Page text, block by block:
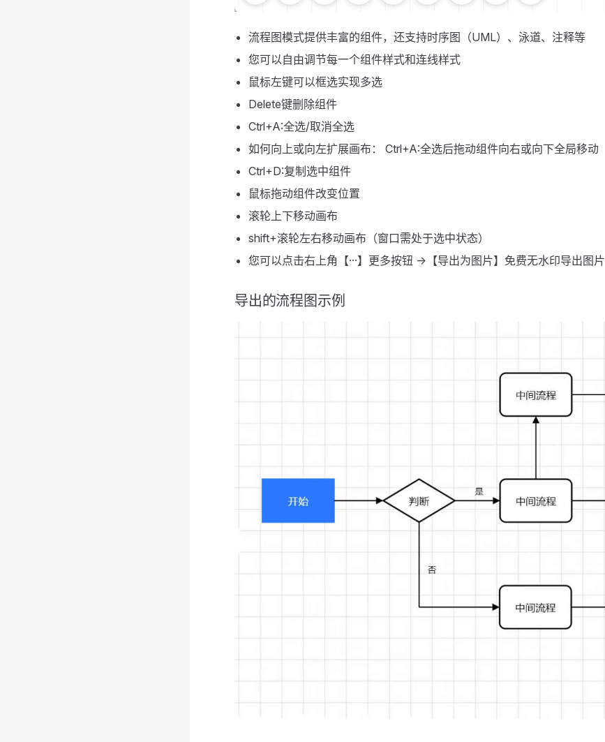
流程图模式提供丰富的组件，还支持时序图（UML）、泳道、注释等
您可以自由调节每一个组件样式和连线样式
鼠标左键可以框选实现多选
Delete键删除组件
Ctrl+A:全选/取消全选
如何向上或向左扩展画布： Ctrl+A:全选后拖动组件向右或向下全局移动
Ctrl+D:复制选中组件
鼠标拖动组件改变位置
滚轮上下移动画布
shift+滚轮左右移动画布（窗口需处于选中状态）
您可以点击右上角【···】更多按钮 ->【导出为图片】免费无水印导出图片
导出的流程图示例